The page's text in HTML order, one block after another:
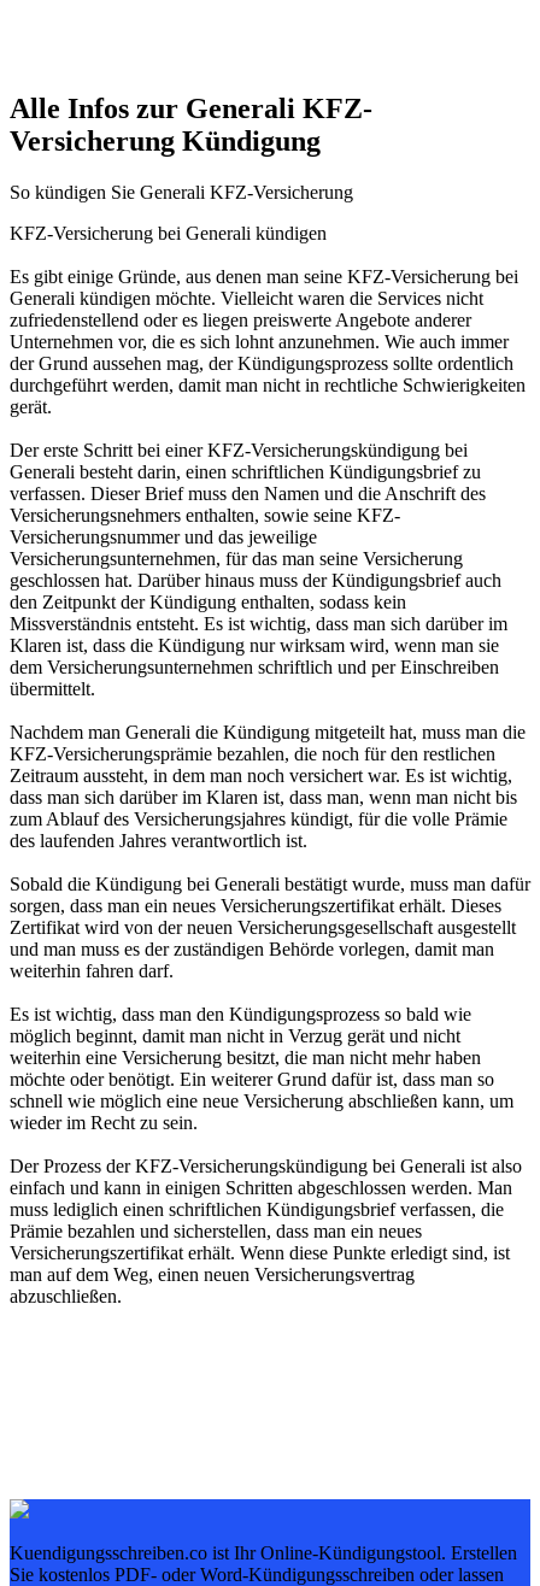
Alle Infos zur Generali KFZ-
Versicherung Kündigung
So kündigen Sie Generali KFZ-Versicherung
KFZ-Versicherung bei Generali kündigen
Es gibt einige Gründe, aus denen man seine KFZ-Versicherung bei
Generali kündigen möchte. Vielleicht waren die Services nicht
zufriedenstellend oder es liegen preiswerte Angebote anderer
Unternehmen vor, die es sich lohnt anzunehmen. Wie auch immer
der Grund aussehen mag, der Kündigungsprozess sollte ordentlich
durchgeführt werden, damit man nicht in rechtliche Schwierigkeiten
gerät.
Der erste Schritt bei einer KFZ-Versicherungskündigung bei
Generali besteht darin, einen schriftlichen Kündigungsbrief zu
verfassen. Dieser Brief muss den Namen und die Anschrift des
Versicherungsnehmers enthalten, sowie seine KFZ-
Versicherungsnummer und das jeweilige
Versicherungsunternehmen, für das man seine Versicherung
geschlossen hat. Darüber hinaus muss der Kündigungsbrief auch
den Zeitpunkt der Kündigung enthalten, sodass kein
Missverständnis entsteht. Es ist wichtig, dass man sich darüber im
Klaren ist, dass die Kündigung nur wirksam wird, wenn man sie
dem Versicherungsunternehmen schriftlich und per Einschreiben
übermittelt.
Nachdem man Generali die Kündigung mitgeteilt hat, muss man die
KFZ-Versicherungsprämie bezahlen, die noch für den restlichen
Zeitraum aussteht, in dem man noch versichert war. Es ist wichtig,
dass man sich darüber im Klaren ist, dass man, wenn man nicht bis
zum Ablauf des Versicherungsjahres kündigt, für die volle Prämie
des laufenden Jahres verantwortlich ist.
Sobald die Kündigung bei Generali bestätigt wurde, muss man dafür
sorgen, dass man ein neues Versicherungszertifikat erhält. Dieses
Zertifikat wird von der neuen Versicherungsgesellschaft ausgestellt
und man muss es der zuständigen Behörde vorlegen, damit man
weiterhin fahren darf.
Es ist wichtig, dass man den Kündigungsprozess so bald wie
möglich beginnt, damit man nicht in Verzug gerät und nicht
weiterhin eine Versicherung besitzt, die man nicht mehr haben
möchte oder benötigt. Ein weiterer Grund dafür ist, dass man so
schnell wie möglich eine neue Versicherung abschließen kann, um
wieder im Recht zu sein.
Der Prozess der KFZ-Versicherungskündigung bei Generali ist also
einfach und kann in einigen Schritten abgeschlossen werden. Man
muss lediglich einen schriftlichen Kündigungsbrief verfassen, die
Prämie bezahlen und sicherstellen, dass man ein neues
Versicherungszertifikat erhält. Wenn diese Punkte erledigt sind, ist
man auf dem Weg, einen neuen Versicherungsvertrag
abzuschließen.
Kuendigungsschreiben.co ist Ihr Online-Kündigungstool. Erstellen
Sie kostenlos PDF- oder Word-Kündigungsschreiben oder lassen